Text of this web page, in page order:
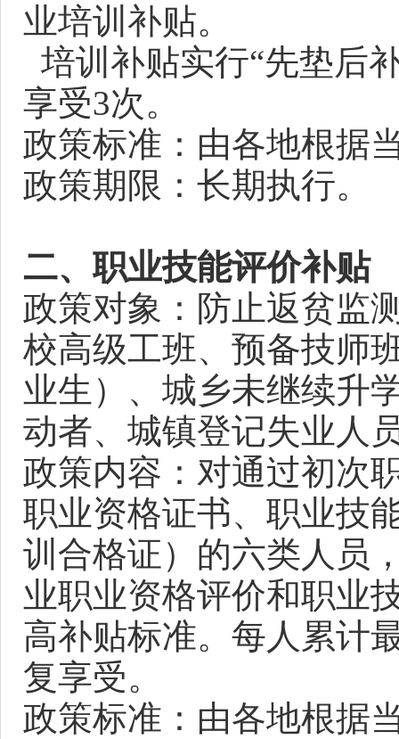
业培训补贴。
培训补贴实行“先垫后
享受3次。
政策标准：由各地根据
政策期限：长期执行。
二、职业技能评价补贴
政策对象：防止返贫监
校高级工班、预备技师
业生）、城乡未继续升
动者、城镇登记失业人
政策内容：对通过初次
职业资格证书、职业技
训合格证）的六类人员
业职业资格评价和职业
高补贴标准。每人累计
复享受。
政策标准：由各地根据